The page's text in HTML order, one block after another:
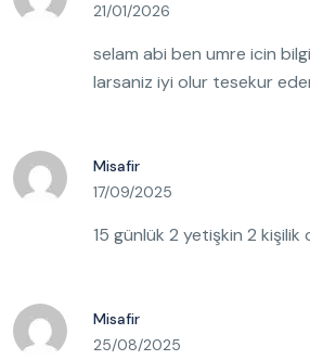
21/01/2026
selam abi ben umre icin
larsaniz iyi olur tesekur
Misafir
17/09/2025
15 günlük 2 yetişkin 2 kişilik
Misafir
25/08/2025